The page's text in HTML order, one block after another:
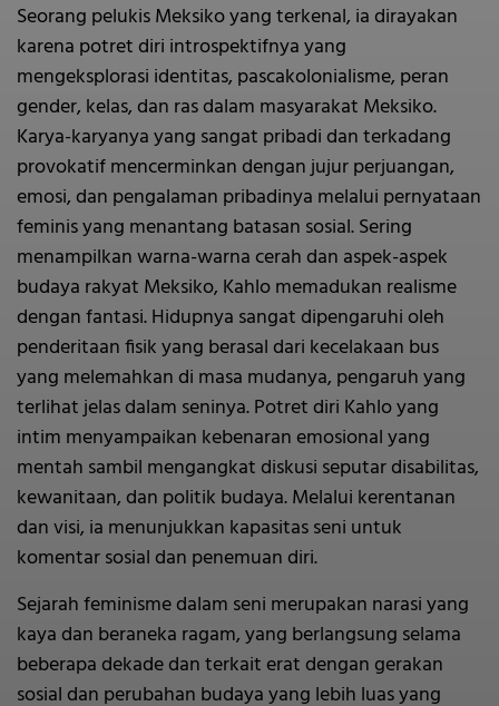
Seorang pelukis Meksiko yang terkenal, ia dirayakan
karena potret diri introspektifnya yang
mengeksplorasi identitas, pascakolonialisme, peran
gender, kelas, dan ras dalam masyarakat Meksiko.
Karya-karyanya yang sangat pribadi dan terkadang
provokatif mencerminkan dengan jujur perjuangan,
emosi, dan pengalaman pribadinya melalui pernyataan
feminis yang menantang batasan sosial. Sering
menampilkan warna-warna cerah dan aspek-aspek
budaya rakyat Meksiko, Kahlo memadukan realisme
dengan fantasi. Hidupnya sangat dipengaruhi oleh
penderitaan fisik yang berasal dari kecelakaan bus
yang melemahkan di masa mudanya, pengaruh yang
terlihat jelas dalam seninya. Potret diri Kahlo yang
intim menyampaikan kebenaran emosional yang
mentah sambil mengangkat diskusi seputar disabilitas,
kewanitaan, dan politik budaya. Melalui kerentanan
dan visi, ia menunjukkan kapasitas seni untuk
komentar sosial dan penemuan diri.
Sejarah feminisme dalam seni merupakan narasi yang
kaya dan beraneka ragam, yang berlangsung selama
beberapa dekade dan terkait erat dengan gerakan
sosial dan perubahan budaya yang lebih luas yang